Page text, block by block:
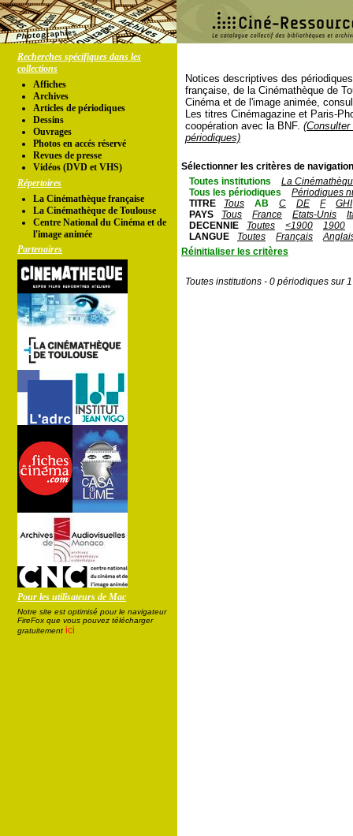
Recherches spécifiques dans les
collections
Affiches
Archives
Articles de périodiques
Dessins
Ouvrages
Photos en accés réservé
Revues de presse
Vidéos (DVD et VHS)
Répertoires
La Cinémathèque française
La Cinémathèque de Toulouse
Centre National du Cinéma et de
l'image animée
Partenaires
Pour les utilisateurs de Mac
Notre site est optimisé pour le navigateur
FireFox que vous pouvez télécharger
gratuitement ici
Notices descriptives des
française, de la Cinémathèque de
Cinéma et de l'image animée,
Les titres Cinémagazine et Paris-
coopération avec la BNF.
périodiques)
Sélectionner les critères de
Toutes institutions
La
Tous les périodiques
Périodiques
TITRE
Tous AB C DE F
GHI
PAYS
Tous France Etats-Unis
DECENNIE
Toutes <1900
1900
LANGUE
Toutes Français
Réinitialiser les critères
Toutes institutions - 0 périodiques sur